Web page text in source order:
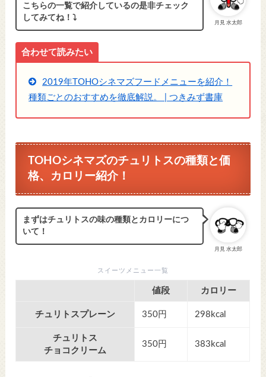
月見 水太郎
こちらの一覧で紹介しているの是非チェック
してみてね！⤵︎
合わせて読みたい
2019年TOHOシネマズフードメニューを紹介！
種類ごとのおすすめを徹底解説。 | つきみず書庫
TOHOシネマズのチュリトスの種類と価
格、カロリー紹介！
月見 水太郎
まずはチュリトスの味の種類とカロリーにつ
いて！
スイーツメニュー一覧
値段 カロリー
チュリトスプレーン 350円 298kcal
チュリトス
チョコクリーム
350円 383kcal